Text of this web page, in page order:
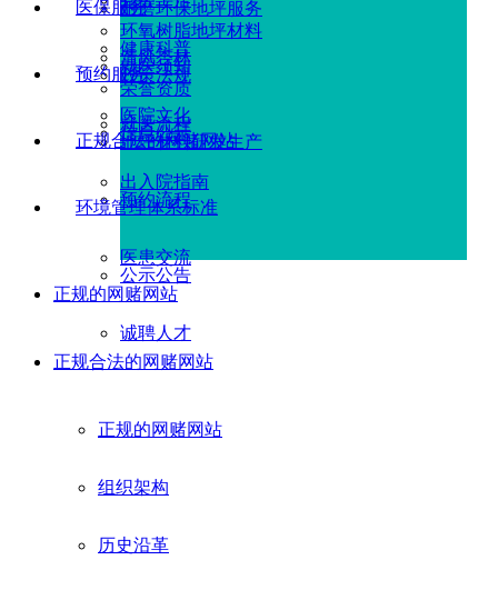
环氧树脂地坪材料
荣誉资质
健康科普
清风杏林
医院文化
耐磨环保地坪服务
就医须知
就医流程
出入院指南
医保服务
政策法规
信息公示
预约服务
地坪材料研发生产
预约流程
医患交流
正规合法的网赌网站
环境管理体系标准
公示公告
诚聘人才
正规的网赌网站
正规合法的网赌网站
正规的网赌网站
组织架构
历史沿革